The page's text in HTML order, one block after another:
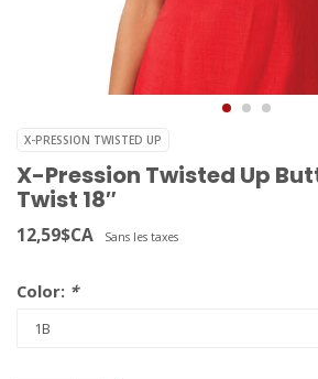
X-PRESSION TWISTED UP
X-Pression Twisted Up
Twist 18″
12,59$CA Sans les taxes
Color: *